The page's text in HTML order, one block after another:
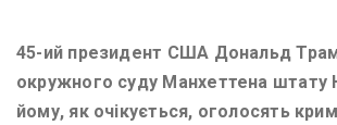
45-ий президент США Дональд
окружного суду Манхеттена
йому, як очікується, оголосять